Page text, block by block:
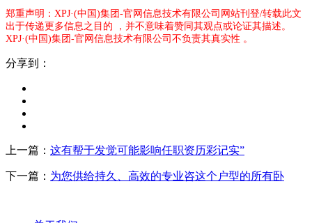
郑重声明：XPJ·(中国)集团-官网信息技术有限公司网站刊登/转载此文
出于传递更多信息之目的 ，并不意味着赞同其观点或论证其描述。
XPJ·(中国)集团-官网信息技术有限公司不负责其真实性 。
分享到：
上一篇： 这有帮于发觉可能影响任职资历彩记实”
下一篇： 为您供给持久、高效的专业咨这个户型的所有卧